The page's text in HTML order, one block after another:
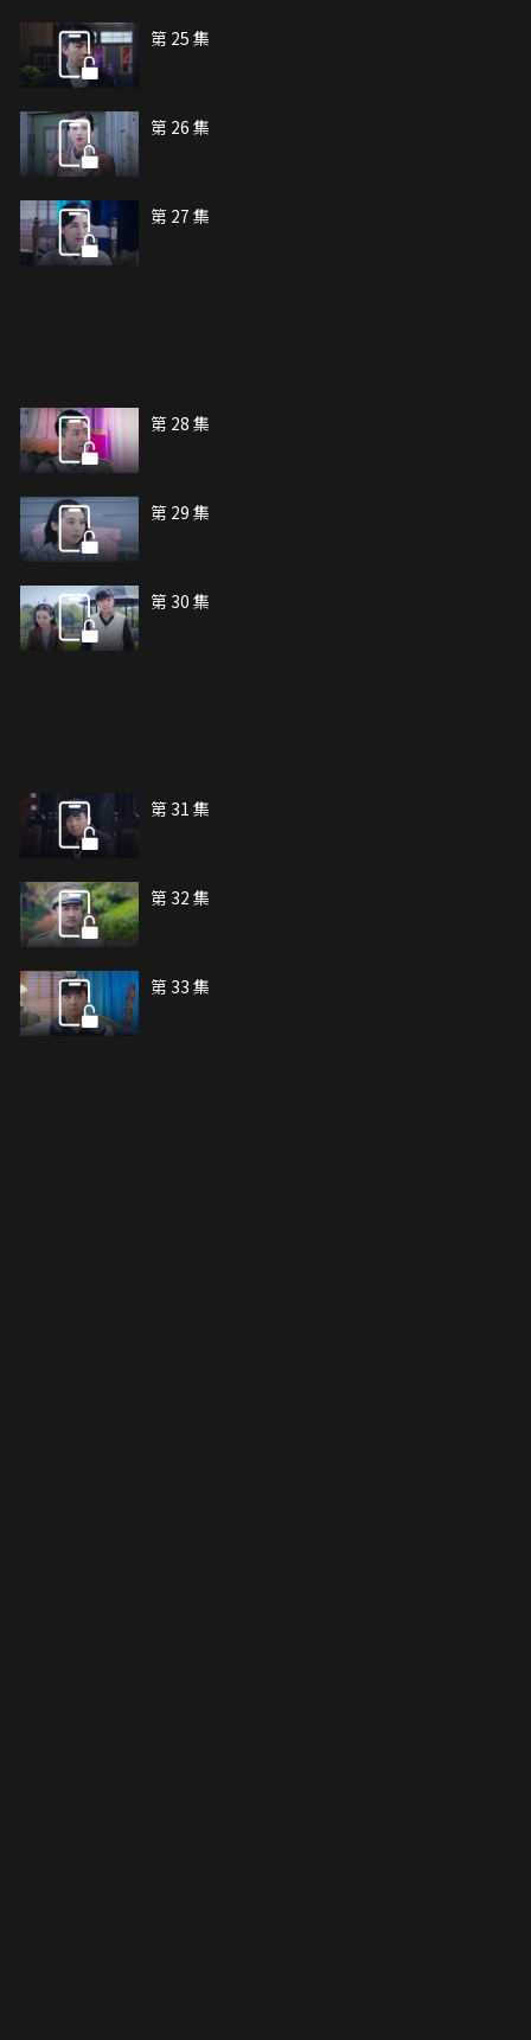
第 25 集
第 26 集
第 27 集
第 28 集
第 29 集
第 30 集
第 31 集
第 32 集
第 33 集